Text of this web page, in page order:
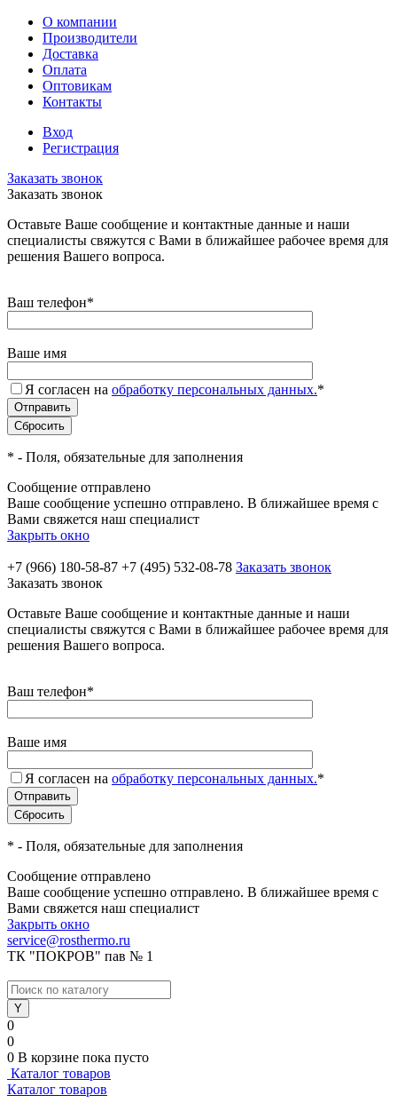
О компании
Производители
Доставка
Оплата
Оптовикам
Контакты
Вход
Регистрация
Заказать звонок
Заказать звонок
Оставьте Ваше сообщение и контактные данные и наши
специалисты свяжутся с Вами в ближайшее рабочее время для
решения Вашего вопроса.
Ваш телефон*
Ваше имя
Я согласен на обработку персональных данных.*
* - Поля, обязательные для заполнения
Сообщение отправлено
Ваше сообщение успешно отправлено. В ближайшее время с
Вами свяжется наш специалист
Закрыть окно
+7 (966) 180-58-87 +7 (495) 532-08-78 Заказать звонок
Заказать звонок
Оставьте Ваше сообщение и контактные данные и наши
специалисты свяжутся с Вами в ближайшее рабочее время для
решения Вашего вопроса.
Ваш телефон*
Ваше имя
Я согласен на обработку персональных данных.*
* - Поля, обязательные для заполнения
Сообщение отправлено
Ваше сообщение успешно отправлено. В ближайшее время с
Вами свяжется наш специалист
Закрыть окно
service@rosthermo.ru
ТК "ПОКРОВ" пав № 1
0
0
0 В корзине пока пусто
Каталог товаров
Каталог товаров